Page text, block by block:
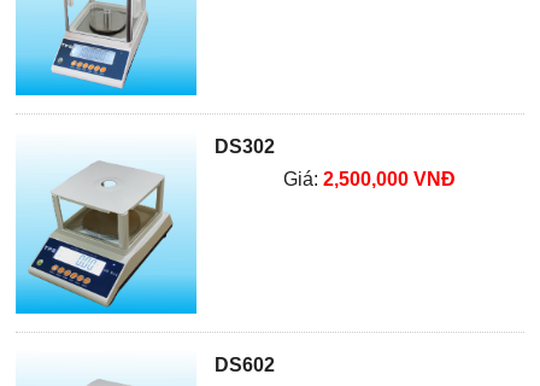
DS302
Giá: 2,500,000 VNĐ
DS602